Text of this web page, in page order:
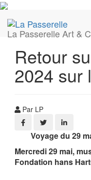
La Passerelle Art &
Retour
2024 sur
Par LP
Voyage du 29
Mercredi 29 mai,
Fondation hans